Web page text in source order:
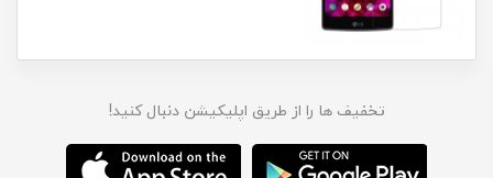
تخفیف ها را از طریق اپلیکیشن دنبال کنید!